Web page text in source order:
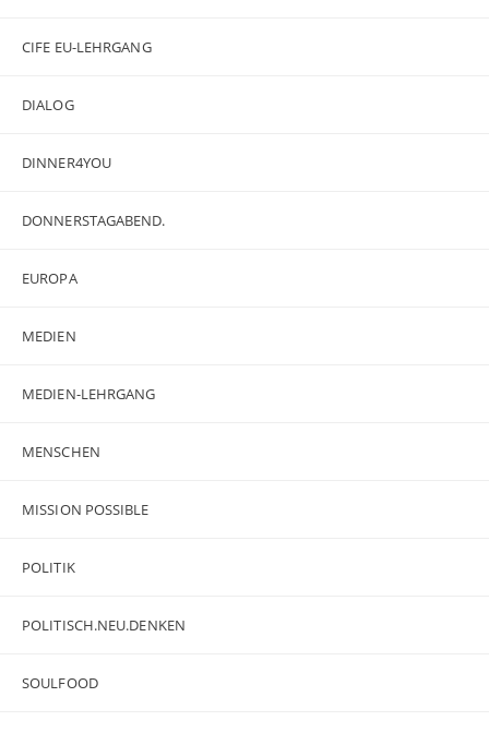
CIFE EU-LEHRGANG
DIALOG
DINNER4YOU
DONNERSTAGABEND.
EUROPA
MEDIEN
MEDIEN-LEHRGANG
MENSCHEN
MISSION POSSIBLE
POLITIK
POLITISCH.NEU.DENKEN
SOULFOOD